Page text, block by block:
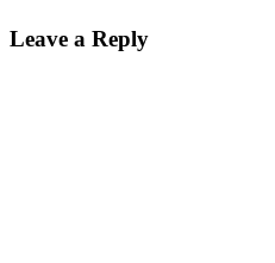
Leave a Reply